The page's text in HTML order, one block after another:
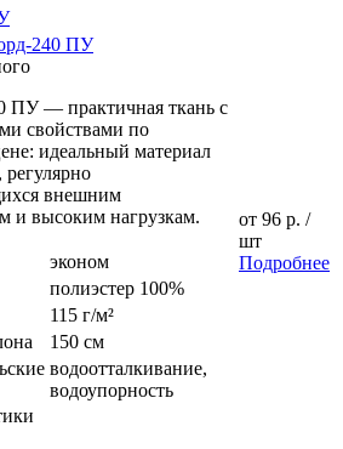
240 ПУ
ПУ — практичная ткань с
свойствами по
идеальный материал
регулярно
внешним
и высоким нагрузкам.
эконом
полиэстер 100%
115 г/м²
150 см
водоотталкивание,
водоупорность
от 96 р. /
шт
Подробнее